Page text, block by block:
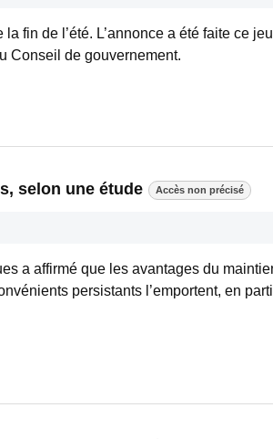
fin de l’été. L’annonce a été faite ce
Conseil de gouvernement.
selon une étude Accès non précisé
a affirmé que les avantages du
persistants l’emportent, en